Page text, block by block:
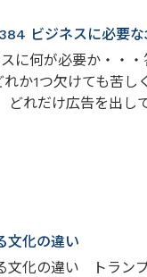
ビジネスに必要な
に何が必要か・・
か1つ欠けても苦
どれだけ広告を出
文化の違い
文化の違い トラン